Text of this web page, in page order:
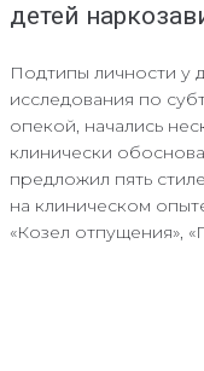
детей
Подтипы личности у
исследования по
опекой, начались
клинически
предложил пять
на клиническом
«Козел отпущения»,